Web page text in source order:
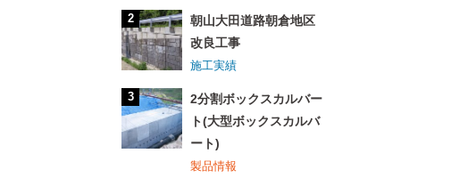
朝山大田道路朝倉地区
改良工事
施工実績
2分割ボックスカルバー
ト(大型ボックスカルバ
ート)
製品情報